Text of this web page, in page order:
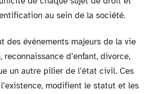
au sein de la société.
des événements majeurs de la vie
d’enfant, divorce,
un autre pilier de l’état civil. Ces
modifient le statut et les